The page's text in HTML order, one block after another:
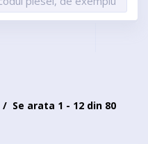
Se arata 1 - 12 din 80